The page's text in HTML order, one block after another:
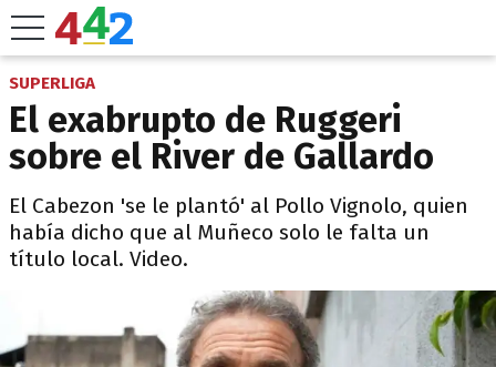
SUPERLIGA
El exabrupto de Ruggeri
sobre el River de Gallardo
El Cabezon 'se le plantó' al Pollo Vignolo, quien
había dicho que al Muñeco solo le falta un
título local. Video.